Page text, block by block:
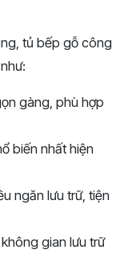
tủ bếp gỗ công
gàng, phù hợp
biến nhất hiện
ngăn lưu trữ, tiện
gian lưu trữ